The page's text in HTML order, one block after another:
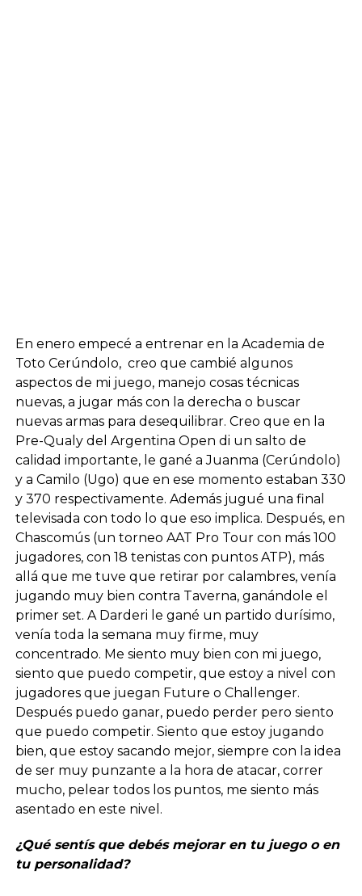
En enero empecé a entrenar en la Academia de
Toto Cerúndolo, creo que cambié algunos
aspectos de mi juego, manejo cosas técnicas
nuevas, a jugar más con la derecha o buscar
nuevas armas para desequilibrar. Creo que en la
Pre-Qualy del Argentina Open di un salto de
calidad importante, le gané a Juanma (Cerúndolo)
y a Camilo (Ugo) que en ese momento estaban 330
y 370 respectivamente. Además jugué una final
televisada con todo lo que eso implica. Después, en
Chascomús (un torneo AAT Pro Tour con más 100
jugadores, con 18 tenistas con puntos ATP), más
allá que me tuve que retirar por calambres, venía
jugando muy bien contra Taverna, ganándole el
primer set. A Darderi le gané un partido durísimo,
venía toda la semana muy firme, muy
concentrado. Me siento muy bien con mi juego,
siento que puedo competir, que estoy a nivel con
jugadores que juegan Future o Challenger.
Después puedo ganar, puedo perder pero siento
que puedo competir. Siento que estoy jugando
bien, que estoy sacando mejor, siempre con la idea
de ser muy punzante a la hora de atacar, correr
mucho, pelear todos los puntos, me siento más
asentado en este nivel.
¿Qué sentís que debés mejorar en tu juego o en
tu personalidad?